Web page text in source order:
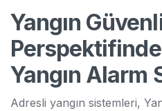
Yangın
Yangın Alarm
Adresli yangın sistemleri,